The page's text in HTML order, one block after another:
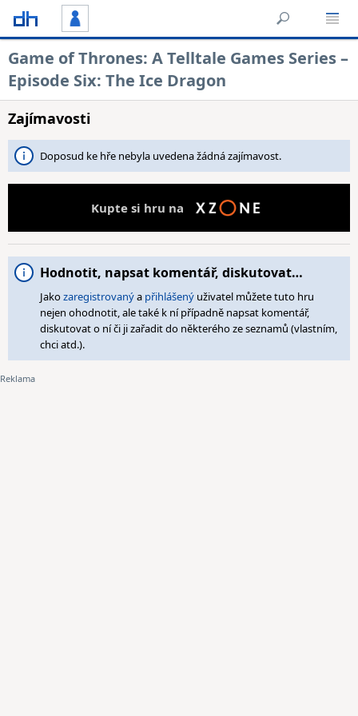
Game of Thrones: A Telltale Games Series –
Episode Six: The Ice Dragon
Zajímavosti
Doposud ke hře nebyla uvedena žádná zajímavost.
Kupte si hru na
Hodnotit, napsat komentář, diskutovat…
Jakozaregistrovanýa přihlášený uživatel můžete tuto hru
nejen ohodnotit, ale také k ní případně napsat komentář,
diskutovat o ní či ji zařadit do některého ze seznamů (vlastním,
chci atd.).